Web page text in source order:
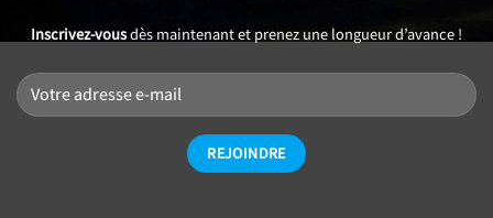
Inscrivez-vousdès maintenant et prenez une longueur d’avance !